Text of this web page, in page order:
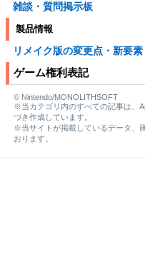
雑談・質問掲示板
製品情報
リメイク版の変更点・新要素
ゲーム権利表記
© Nintendo/MONOLITHSOFT
※当カテゴリ内のすべての記事は、
づき作成しています。
※当サイトが掲載しているデータ、
おります。